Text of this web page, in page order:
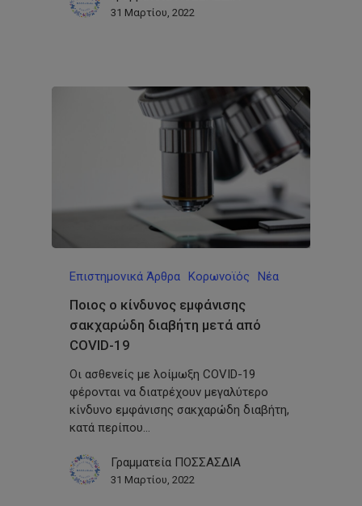
31 Μαρτίου, 2022
Επιστημονικά Άρθρα Κορωνοϊός Νέα
Ποιος ο κίνδυνος εμφάνισης
σακχαρώδη διαβήτη μετά από
COVID-19
Οι ασθενείς με λοίμωξη COVID-19
φέρονται να διατρέχουν μεγαλύτερο
κίνδυνο εμφάνισης σακχαρώδη διαβήτη,
κατά περίπου…
Γραμματεία ΠΟΣΣΑΣΔΙΑ
31 Μαρτίου, 2022